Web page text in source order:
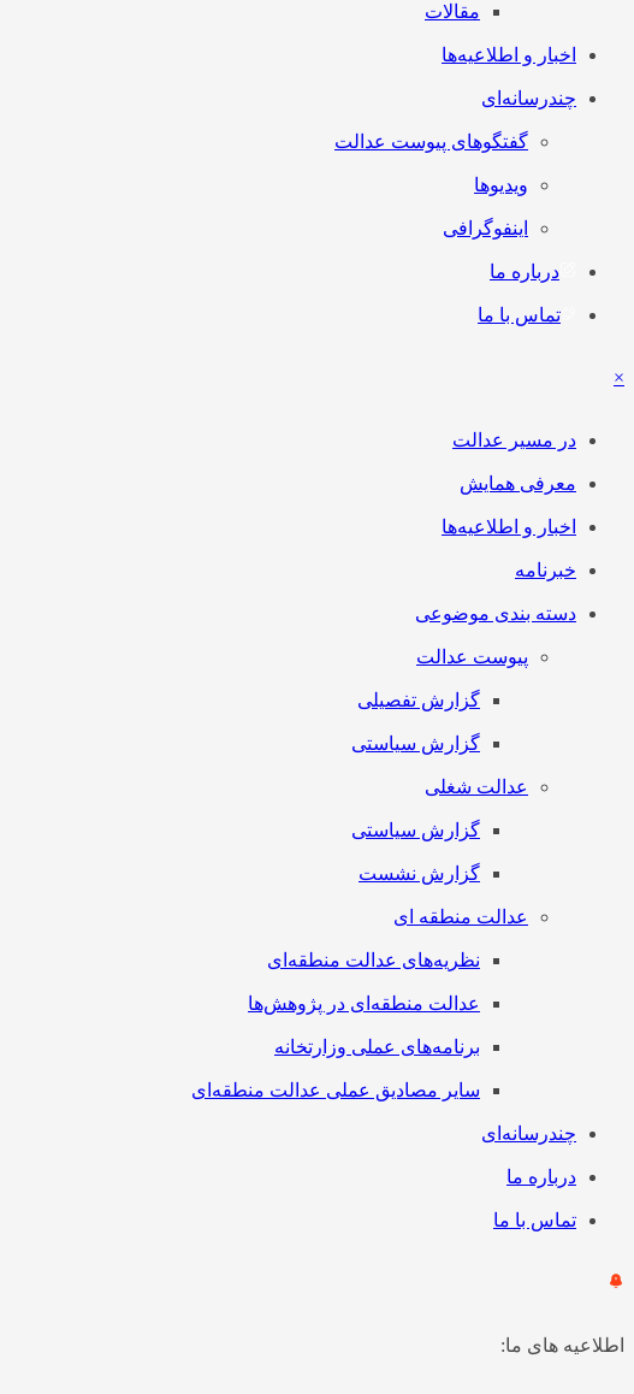
مقالات
اخبار و اطلاعیه‌ها
چندرسانه‌ای
گفتگوهای پیوست عدالت
ویدیوها
اینفوگرافی
درباره ما
تماس با ما
×
در مسیر عدالت
معرفی همایش
اخبار و اطلاعیه‌ها
خبرنامه
دسته بندی موضوعی
پیوست عدالت
گزارش تفصیلی
گزارش سیاستی
عدالت شغلی
گزارش سیاستی
گزارش نشست
عدالت منطقه ای
نظریه‌های عدالت منطقه‌ای
عدالت منطقه‌ای در پژوهش‌ها
برنامه‌های عملی وزارتخانه
سایر مصادیق عملی عدالت منطقه‌ای
چندرسانه‌ای
درباره ما
تماس با ما
اطلاعیه های ما: